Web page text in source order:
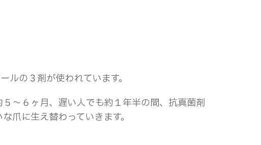
の３剤が使われています。
～６ヶ月、遅い人でも約１年半の間、抗真菌剤
爪に生え替わっていきます。